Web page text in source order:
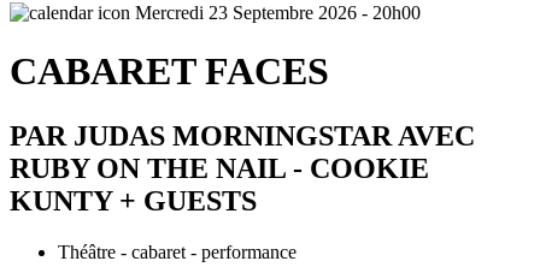
Mercredi 23 Septembre 2026 - 20h00
CABARET FACES
PAR JUDAS MORNINGSTAR AVEC
RUBY ON THE NAIL - COOKIE
KUNTY + GUESTS
Théâtre - cabaret - performance